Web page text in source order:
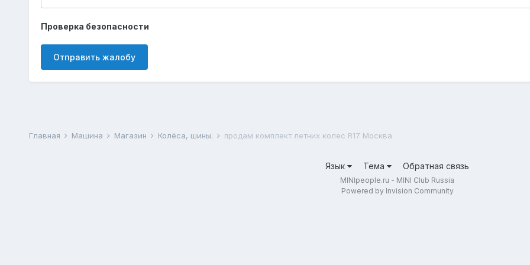
Проверка безопасности
Отправить жалобу
Главная Машина Магазин Колёса, шины. продам комплект летних колес R17 Москва
Язык Тема Обратная связь
MINIpeople.ru - MINI Club Russia
Powered by Invision Community